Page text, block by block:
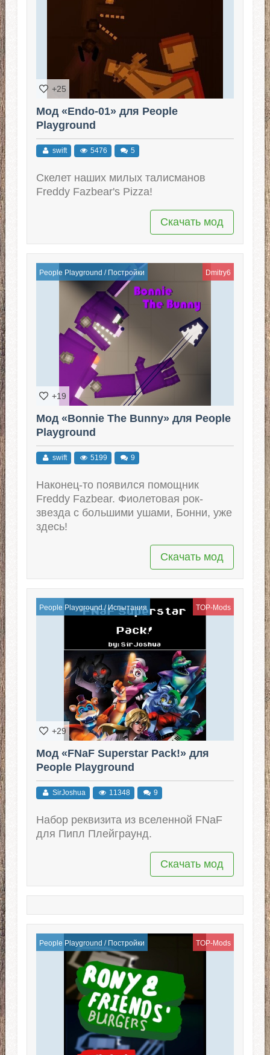
+25
Мод «Endo-01» для People
Playground
swift 5476 5
Скелет наших милых талисманов
Freddy Fazbear's Pizza!
Скачать мод
People Playground / Постройки Dmitry6
+19
Мод «Bonnie The Bunny» для People
Playground
swift 5199 9
Наконец-то появился помощник
Freddy Fazbear. Фиолетовая рок-
звезда с большими ушами, Бонни, уже
здесь!
Скачать мод
People Playground/Испытания TOP-Mods
+29
Мод «FNaF Superstar Pack!» для
People Playground
SirJoshua 11348 9
Набор реквизита из вселенной FNaF
для Пипл Плейграунд.
Скачать мод
People Playground / Постройки TOP-Mods